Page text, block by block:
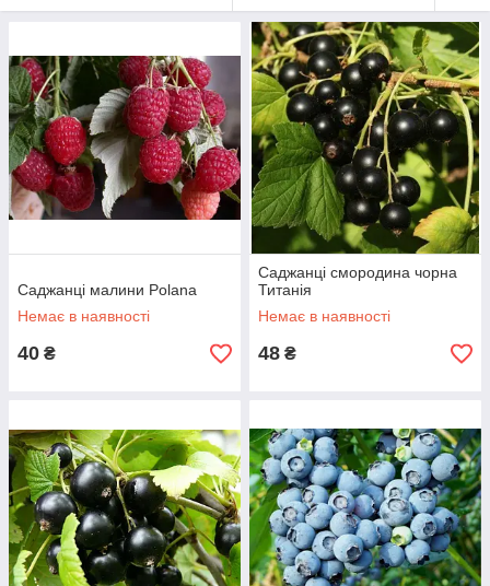
Саджанці малини Polana
Немає в наявності
40 ₴
Саджанці смородина чорна
Титанія
Немає в наявності
48 ₴